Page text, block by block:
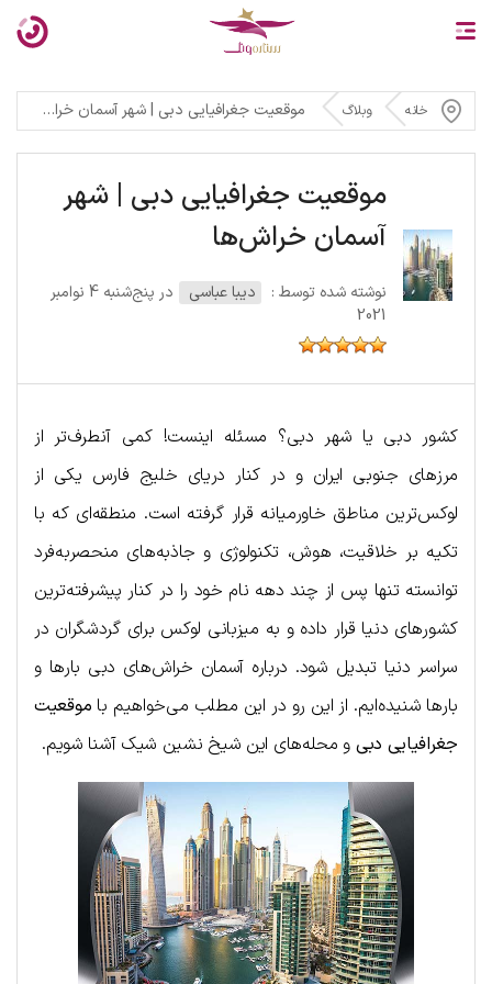
خانه وبلاگ موقعیت جغرافیایی دبی | شهر آسمان خراش‌ها
موقعیت جغرافیایی دبی | شهر
آسمان خراش‌ها
نوشته شده توسط : دیبا عباسی
در پنج‌شنبه 4 نوامبر
2021
کشور دبی یا شهر دبی؟ مسئله اینست! کمی آنطرف‌تر از
مرزهای جنوبی ایران و در کنار دریای خلیج فارس یکی از
لوکس‌ترین مناطق خاورمیانه قرار گرفته است. منطقه‌ای که با
تکیه بر خلاقیت، هوش، تکنولوژی و جاذبه‌های منحصربه‌فرد
توانسته تنها پس از چند دهه نام خود را در کنار پیشرفته‌ترین
کشورهای دنیا قرار داده و به میزبانی لوکس برای گردشگران در
سراسر دنیا تبدیل شود. درباره آسمان خراش‌های دبی بارها و
بارها شنیده‌ایم. از این رو در این مطلب می‌خواهیم با موقعیت
جغرافیایی دبی و محله‌های این شیخ نشین شیک آشنا شویم.